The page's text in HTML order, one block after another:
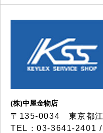
(株)中屋金物店
〒135-0034 東京都
TEL：03-3641-2401